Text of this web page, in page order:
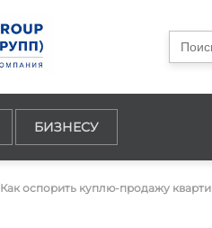
for:
БИЗНЕСУ
Как оспорить куплю-продажу